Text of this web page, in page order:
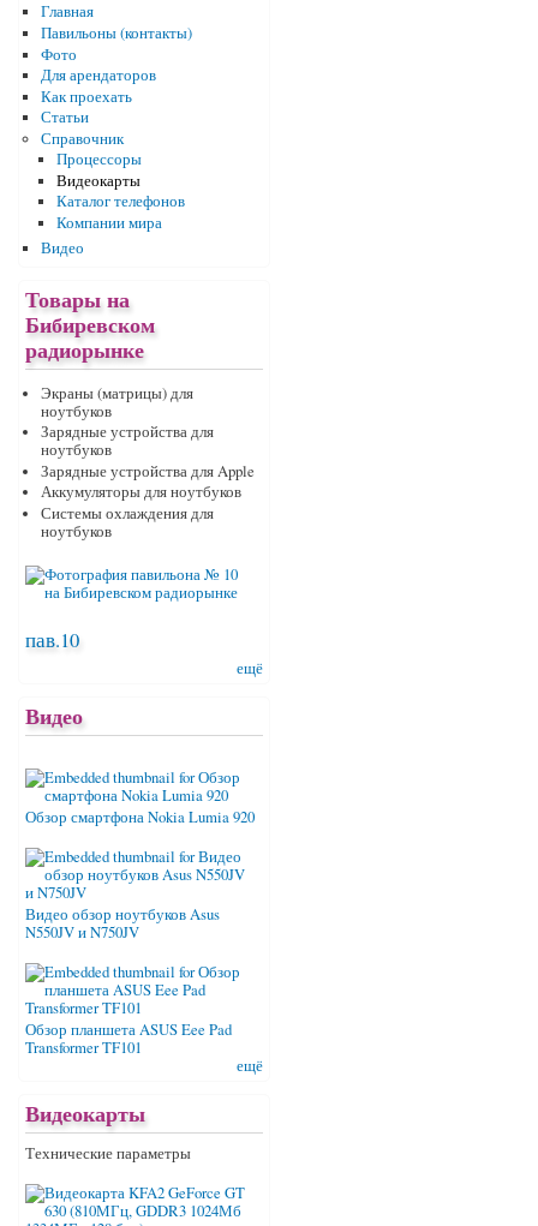
Главная
Павильоны (контакты)
Фото
Для арендаторов
Как проехать
Статьи
Справочник
Процессоры
Видеокарты
Каталог телефонов
Компании мира
Видео
Товары на
Бибиревском
радиорынке
Экраны (матрицы) для
ноутбуков
Зарядные устройства для
ноутбуков
Зарядные устройства для Apple
Аккумуляторы для ноутбуков
Системы охлаждения для
ноутбуков
пав.10
ещё
Видео
Обзор смартфона Nokia Lumia 920
Видео обзор ноутбуков Asus
N550JV и N750JV
Обзор планшета ASUS Eee Pad
Transformer TF101
ещё
Видеокарты
Технические параметры